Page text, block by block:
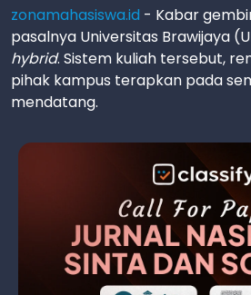
zonamahasiswa.id - Kabar
pasalnya Universitas Brawijaya
hybrid. Sistem kuliah tersebut,
pihak kampus terapkan pada
mendatang.